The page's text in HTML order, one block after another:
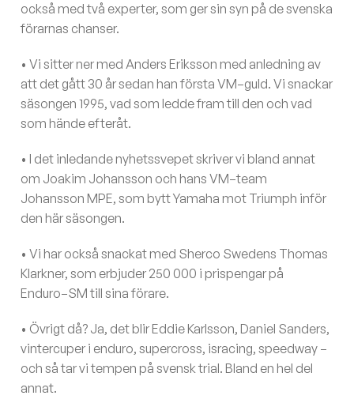
också med två experter, som ger sin syn på de svenska
förarnas chanser.
• Vi sitter ner med Anders Eriksson med anledning av
att det gått 30 år sedan han första VM–guld. Vi snackar
säsongen 1995, vad som ledde fram till den och vad
som hände efteråt.
• I det inledande nyhetssvepet skriver vi bland annat
om Joakim Johansson och hans VM–team
Johansson MPE, som bytt Yamaha mot Triumph inför
den här säsongen.
• Vi har också snackat med Sherco Swedens Thomas
Klarkner, som erbjuder 250 000 i prispengar på
Enduro–SM till sina förare.
• Övrigt då? Ja, det blir Eddie Karlsson, Daniel Sanders,
vintercuper i enduro, supercross, isracing, speedway –
och så tar vi tempen på svensk trial. Bland en hel del
annat.